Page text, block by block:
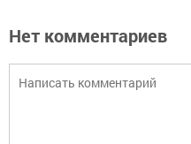
Нет комментариев